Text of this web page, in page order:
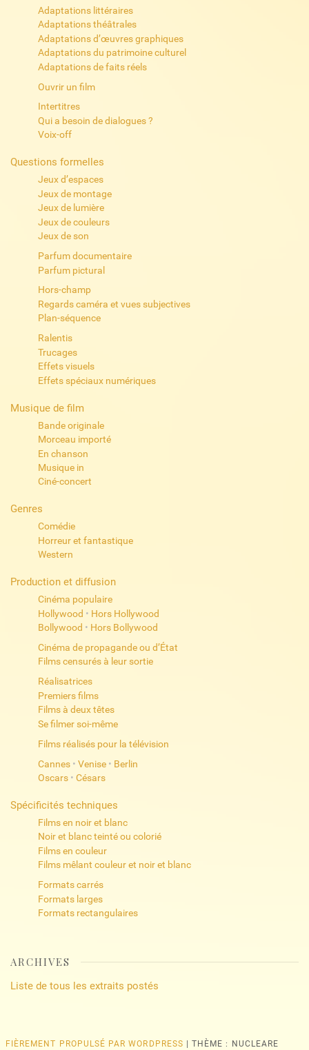
Adaptations littéraires
Adaptations théâtrales
Adaptations d’œuvres graphiques
Adaptations du patrimoine culturel
Adaptations de faits réels
Ouvrir un film
Intertitres
Qui a besoin de dialogues ?
Voix-off
Questions formelles
Jeux d’espaces
Jeux de montage
Jeux de lumière
Jeux de couleurs
Jeux de son
Parfum documentaire
Parfum pictural
Hors-champ
Regards caméra et vues subjectives
Plan-séquence
Ralentis
Trucages
Effets visuels
Effets spéciaux numériques
Musique de film
Bande originale
Morceau importé
En chanson
Musique in
Ciné-concert
Genres
Comédie
Horreur et fantastique
Western
Production et diffusion
Cinéma populaire
Hollywood • Hors Hollywood
Bollywood • Hors Bollywood
Cinéma de propagande ou d’État
Films censurés à leur sortie
Réalisatrices
Premiers films
Films à deux têtes
Se filmer soi-même
Films réalisés pour la télévision
Cannes • Venise • Berlin
Oscars • Césars
Spécificités techniques
Films en noir et blanc
Noir et blanc teinté ou colorié
Films en couleur
Films mêlant couleur et noir et blanc
Formats carrés
Formats larges
Formats rectangulaires
ARCHIVES
Liste de tous les extraits postés
FIÈREMENT PROPULSÉ PAR WORDPRESS |THÈME : NUCLEARE